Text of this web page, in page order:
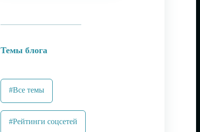
Темы блога
#Все темы
#Рейтинги соцсетей